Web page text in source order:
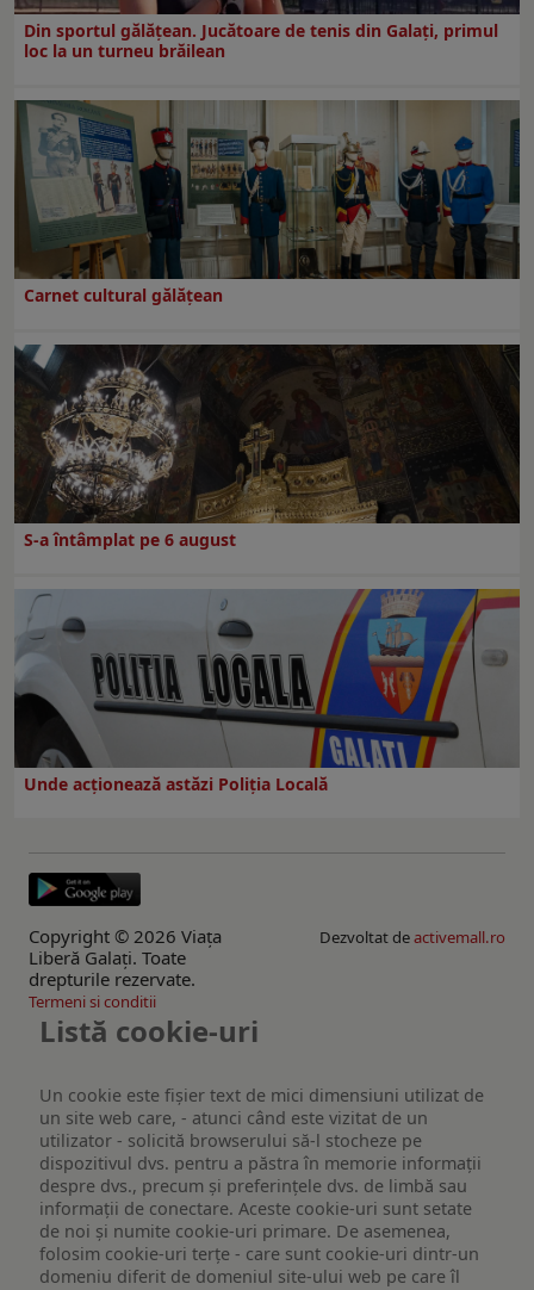
Din sportul gălățean. Jucătoare de tenis din Galați, primul
loc la un turneu brăilean
Carnet cultural gălăţean
S-a întâmplat pe 6 august
Unde acționează astăzi Poliția Locală
Copyright © 2026 Viaţa
Liberă Galaţi. Toate
drepturile rezervate.
Dezvoltat deactivemall.ro
Termeni si conditii
Listă cookie-uri
Un cookie este fişier text de mici dimensiuni utilizat de
un site web care, - atunci când este vizitat de un
utilizator - solicită browserului să-l stocheze pe
dispozitivul dvs. pentru a păstra în memorie informații
despre dvs., precum și preferințele dvs. de limbă sau
informații de conectare. Aceste cookie-uri sunt setate
de noi și numite cookie-uri primare. De asemenea,
folosim cookie-uri terțe - care sunt cookie-uri dintr-un
domeniu diferit de domeniul site-ului web pe care îl